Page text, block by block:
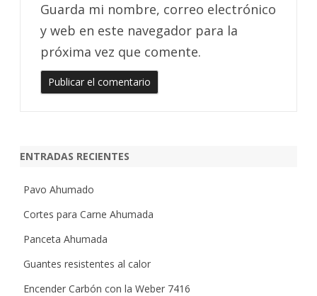
Guarda mi nombre, correo electrónico
y web en este navegador para la
próxima vez que comente.
ENTRADAS RECIENTES
Pavo Ahumado
Cortes para Carne Ahumada
Panceta Ahumada
Guantes resistentes al calor
Encender Carbón con la Weber 7416